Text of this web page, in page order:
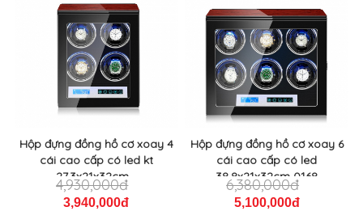
Hộp đựng đồng hồ cơ xoay 4
cái cao cấp có led kt
27.3x21x32cm...
4,930,000đ
3,940,000đ
Hộp đựng đồng hồ cơ xoay 6
cái cao cấp có led
38.8x21x32cm 0168
6,380,000đ
5,100,000đ